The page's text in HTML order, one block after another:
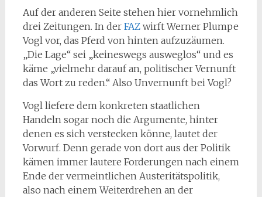
Auf der anderen Seite stehen hier vornehmlich
drei Zeitungen. In der FAZ wirft Werner Plumpe
Vogl vor, das Pferd von hinten aufzuzäumen.
„Die Lage“ sei „keineswegs ausweglos“ und es
käme „vielmehr darauf an, politischer Vernunft
das Wort zu reden.“ Also Unvernunft bei Vogl?
Vogl liefere dem konkreten staatlichen
Handeln sogar noch die Argumente, hinter
denen es sich verstecken könne, lautet der
Vorwurf. Denn gerade von dort aus der Politik
kämen immer lautere Forderungen nach einem
Ende der vermeintlichen Austeritätspolitik,
also nach einem Weiterdrehen an der